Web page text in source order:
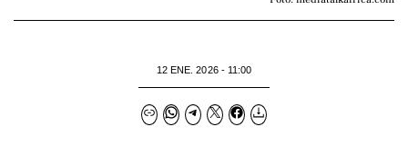
12 ENE. 2026 - 11:00